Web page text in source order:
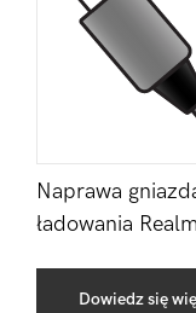
Naprawa
ładowania
Dowiedz się